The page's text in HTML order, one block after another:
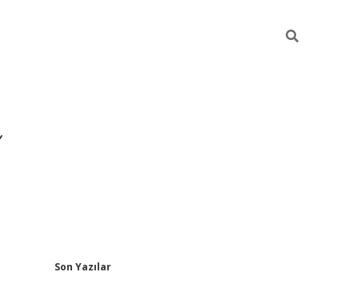
Sidebar
Son Yazılar
betci